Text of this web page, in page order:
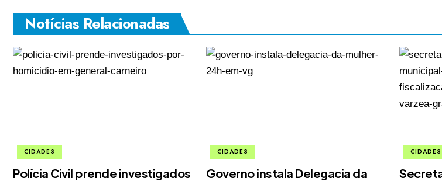
Notícias Relacionadas
CIDADES
Polícia Civil prende investigados
CIDADES
Governo instala Delegacia da
CIDADES